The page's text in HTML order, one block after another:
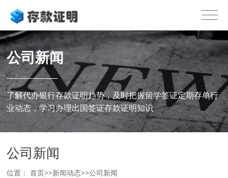
公司新闻
了解代办银行存款证明趋势，及时把握留学签证定期存单行
业动态，学习办理出国签证存款证明知识
公司新闻
位置：首页>>新闻动态>>公司新闻